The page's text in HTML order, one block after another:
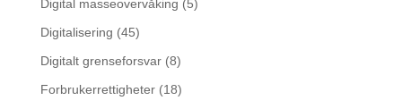
Digital masseovervåking (5)
Digitalisering (45)
Digitalt grenseforsvar(8)
Forbrukerrettigheter(18)